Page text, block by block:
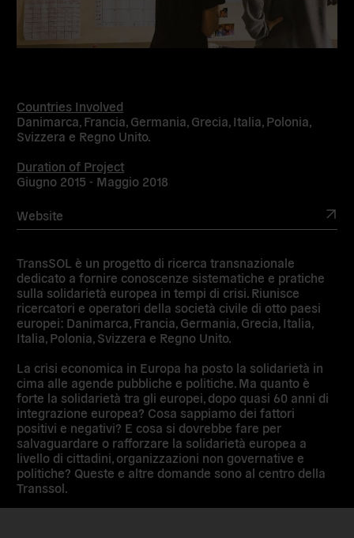
TransSOL è un progetto di ricerca transnazionale
dedicato a fornire conoscenze sistematiche e pratiche
sulla solidarietà europea in tempi di crisi. Riunisce
ricercatori e operatori della società civile di otto paesi
europei: Danimarca, Francia, Germania, Grecia, Italia,
Italia, Polonia, Svizzera e Regno Unito.
La crisi economica in Europa ha posto la solidarietà in
cima alle agende pubbliche e politiche. Ma quanto è
forte la solidarietà tra gli europei, dopo quasi 60 anni di
integrazione europea? Cosa sappiamo dei fattori
positivi e negativi? E cosa si dovrebbe fare per
salvaguardare o rafforzare la solidarietà europea a
livello di cittadini, organizzazioni non governative e
politiche? Queste e altre domande sono al centro della
Transsol.
Countries Involved
Danimarca, Francia, Germania, Grecia, Italia, Polonia,
Svizzera e Regno Unito.
Duration of Project
Giugno 2015 - Maggio 2018
Website